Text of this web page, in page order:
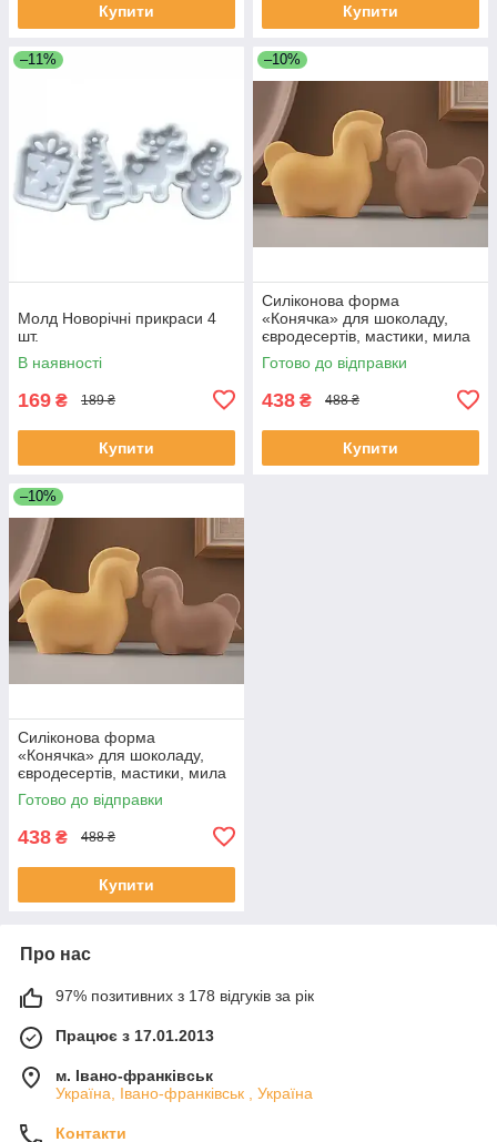
Купити Купити
–11%
Молд Новорічні прикраси 4
шт.
В наявності
169 ₴ 189 ₴
Купити
–10%
Силіконова форма
«Конячка» для шоколаду,
євродесертів, мастики, мила
Готово до відправки
438 ₴ 488 ₴
Купити
–10%
Силіконова форма
«Конячка» для шоколаду,
євродесертів, мастики, мила
(мала )
Готово до відправки
438 ₴ 488 ₴
Купити
Про нас
97% позитивних з 178 відгуків за рік
Працює з 17.01.2013
м. Івано-франківськ
Україна, Івано-франківськ , Україна
Контакти